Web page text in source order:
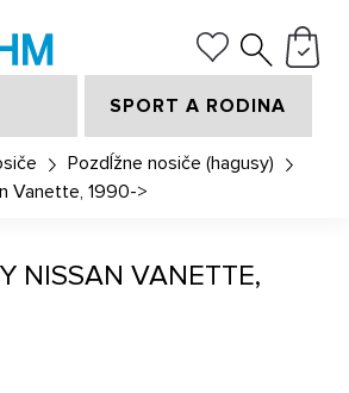
SPORT A RODINA
Pozdĺžne nosiče (hagusy)
Vanette, 1990->
NISSAN VANETTE,